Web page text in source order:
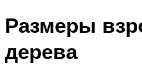
Размеры
дерева